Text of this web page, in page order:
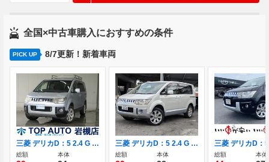
全国×中古車購入におすすめの条件
PICK UP 8/7更新！新着車両
三菱 デリカD：5 2.4 G プレミアム 4WD 両側電動ドア HDDナビ フロント・サイド・
総額 本体
三菱 デリカD：5 2.4 G ナビパッケージ 4WD ワンオーナー 四輪駆動 HIDヘッドライト
総額 本体 総額 本体